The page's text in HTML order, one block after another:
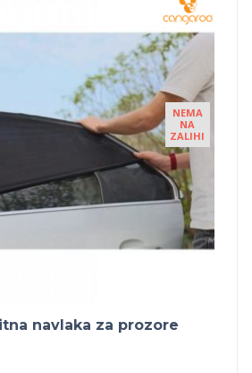
NEMA
NA
ZALIHI
navlaka za prozore